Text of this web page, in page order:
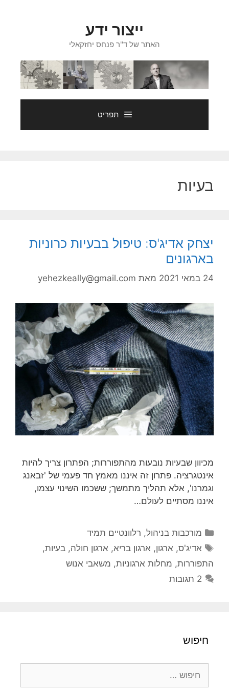
ייצור ידע
האתר של ד"ר פנחס יחזקאלי
תפריט
בעיות
יצחק אדיג'ס: טיפול בבעיות כרוניות
בארגונים
24 במאי 2021 מאת yehezkeally@gmail.com
מכיוון שבעיות נובעות מהתפוררות; הפתרון צריך להיות
אינטגרציה. פתרון זה איננו מאמץ חד פעמי של 'זבאנג
וגמרנו', אלא תהליך מתמשך; ששכמו השינוי עצמו,
איננו מסתיים לעולם…
קטגוריות
מורכבות בניהול, רלוונטיים תמיד
תגיות
אדיג'ס, ארגון, ארגון בריא, ארגון חולה,בעיות,
התפוררות, מחלות ארגוניות, משאבי אנוש
2 תגובות
חיפוש